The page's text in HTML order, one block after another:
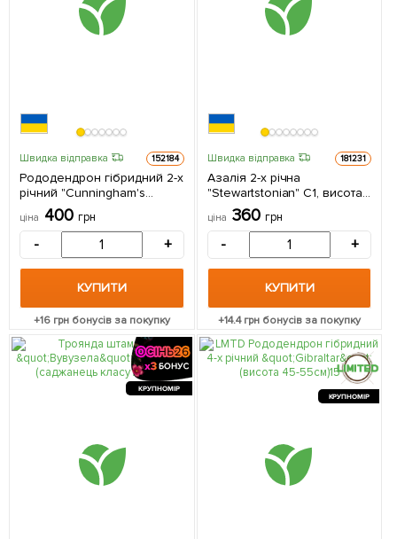
Швидка відправка 152184
Рододендрон гібридний 2-х
річний "Cunningham's
White" С1, висота 25-40см 1
саджанець в упаковці
ціна 400 грн
- +
КУПИТИ
+16 грн бонусів за покупку
Швидка відправка 181231
Азалія 2-х річна
"Stewartstonian" С1, висота
25-50см 1 саджанець в
упаковці
ціна 360 грн
- +
КУПИТИ
+14.4грн бонусів за покупку
КРУПНОМІР
КРУПНОМІР